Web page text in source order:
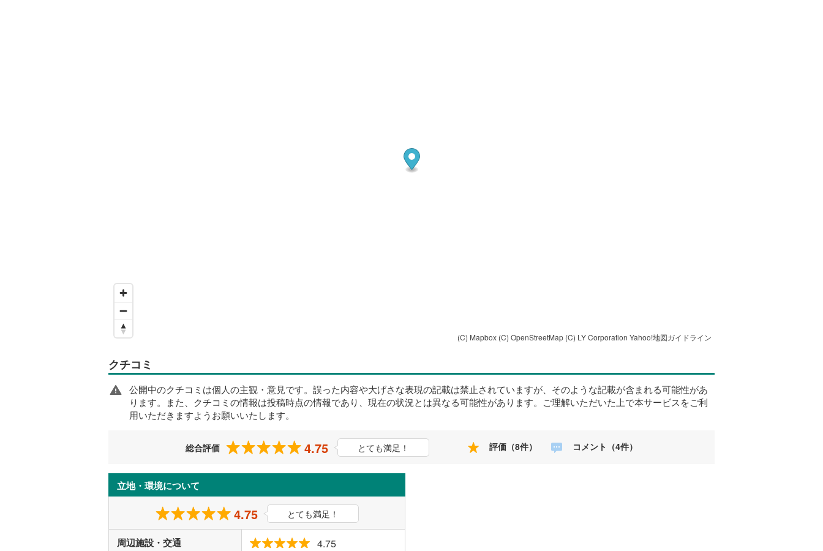
(C) Mapbox (C) OpenStreetMap (C) LY Corporation Yahoo!地図ガイドライン
クチコミ
公開中のクチコミは個人の主観・意見です。誤った内容や大げさな表現の記載は禁止されていますが、そのような記載が含まれる可能性があ
ります。また、クチコミの情報は投稿時点の情報であり、現在の状況とは異なる可能性があります。ご理解いただいた上で本サービスをご利
用いただきますようお願いいたします。
総合評価 4.75 とても満足！ 評価（8件） コメント（4件）
立地・環境について
4.75 とても満足！
周辺施設・交通 4.75